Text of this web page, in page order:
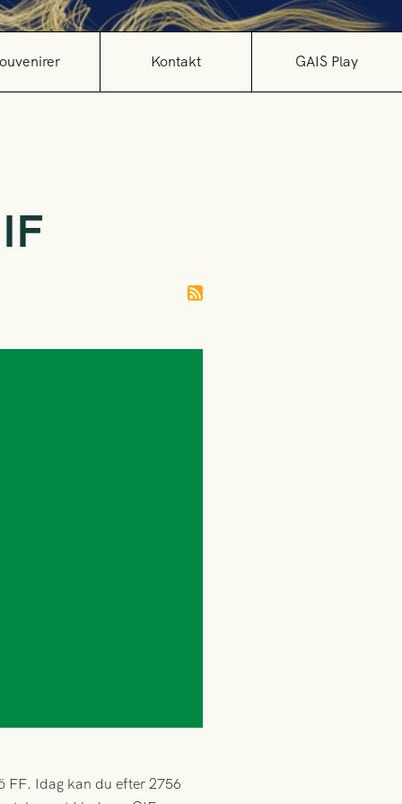
Kontakt GAIS Play
FF. Idag kan du efter 2756